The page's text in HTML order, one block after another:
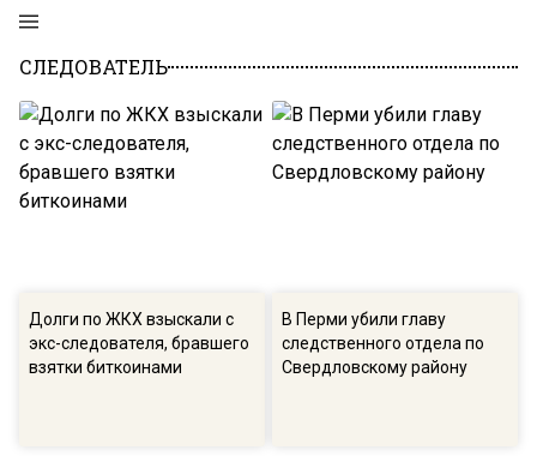
СЛЕДОВАТЕЛЬ
Долги по ЖКХ взыскали с
экс-следователя, бравшего
взятки биткоинами
В Перми убили главу
следственного отдела по
Свердловскому району